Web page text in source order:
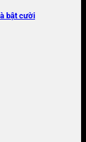
bật cười